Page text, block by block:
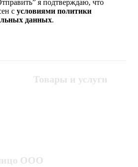
я подтверждаю, что
с условиями политики
данных.
Товары и услуги
ООО